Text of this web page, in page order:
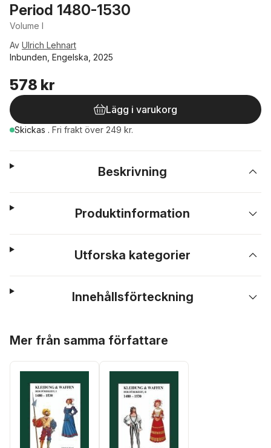
Period 1480-1530
Volume I
Av Ulrich Lehnart
Inbunden, Engelska, 2025
578 kr
Lägg i varukorg
Skickas . Fri frakt över 249 kr.
Beskrivning
Produktinformation
Utforska kategorier
Innehållsförteckning
Mer från samma författare